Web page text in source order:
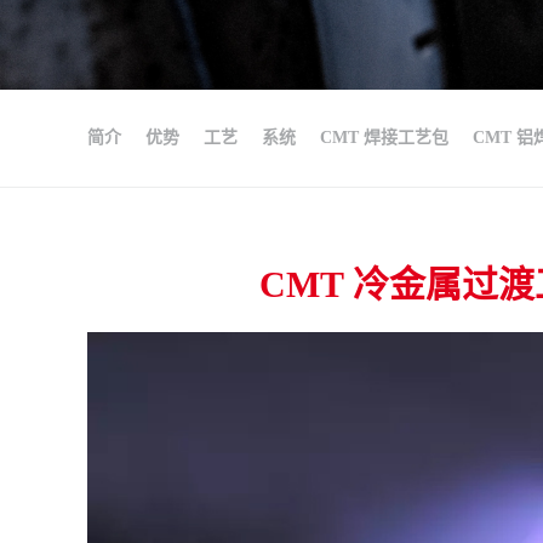
简介 优势 工艺 系统 CMT 焊接工艺包 CMT 铝
CMT 冷金属过